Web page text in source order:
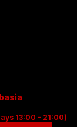
13:00 - 21:00)